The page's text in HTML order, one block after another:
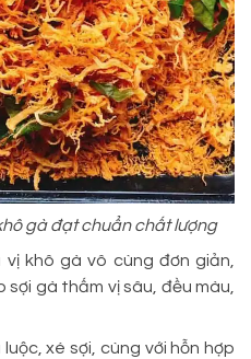
gà đạt chuẩn chất lượng
khô gà vô cùng đơn giản,
sợi gà thấm vị sâu, đều màu,
xé sợi, cùng với hỗn hợp